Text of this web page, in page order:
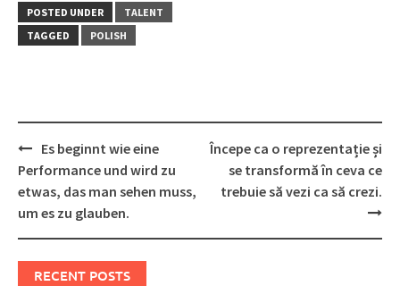
POSTED UNDER
TALENT
TAGGED
POLISH
Post
navigation
Es beginnt wie eine
Performance und wird zu
etwas, das man sehen muss,
um es zu glauben.
Începe ca o reprezentație și
se transformă în ceva ce
trebuie să vezi ca să crezi.
RECENT POSTS